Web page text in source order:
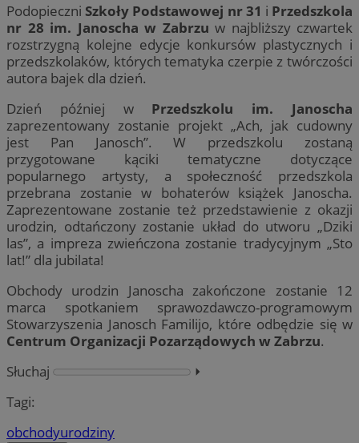
Podopieczni Szkoły Podstawowej nr 31 i Przedszkola
nr 28 im. Janoscha w Zabrzu w najbliższy czwartek
rozstrzygną kolejne edycje konkursów plastycznych i
przedszkolaków, których tematyka czerpie z twórczości
autora bajek dla dzień.
Dzień później w Przedszkolu im. Janoscha
zaprezentowany zostanie projekt „Ach, jak cudowny
jest Pan Janosch”. W przedszkolu zostaną
przygotowane kąciki tematyczne dotyczące
popularnego artysty, a społeczność przedszkola
przebrana zostanie w bohaterów książek Janoscha.
Zaprezentowane zostanie też przedstawienie z okazji
urodzin, odtańczony zostanie układ do utworu „Dziki
las”, a impreza zwieńczona zostanie tradycyjnym „Sto
lat!” dla jubilata!
Obchody urodzin Janoscha zakończone zostanie 12
marca spotkaniem sprawozdawczo-programowym
Stowarzyszenia Janosch Familijo, które odbędzie się w
Centrum Organizacji Pozarządowych w Zabrzu.
Słuchaj
⏵︎
Tagi:
obchodyurodziny